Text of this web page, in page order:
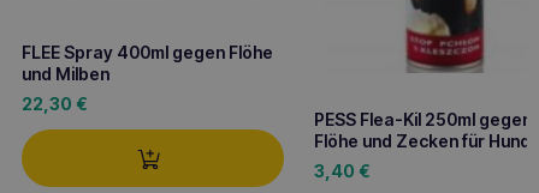
FLEE Spray 400ml gegen Flöhe
und Milben
22,30 €
PESS Flea-Kil 250ml gegen
Flöhe und Zecken für
3,40 €